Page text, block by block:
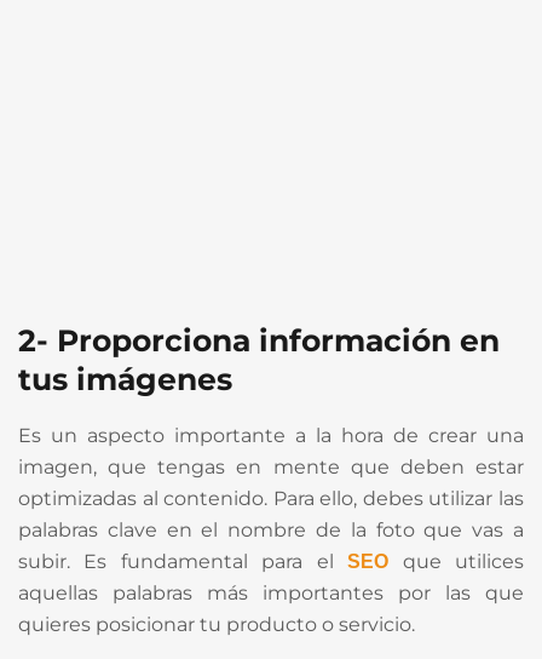
2- Proporciona información en
tus imágenes
Es un aspecto importante a la hora de crear una
imagen, que tengas en mente que deben estar
optimizadas al contenido. Para ello, debes utilizar las
palabras clave en el nombre de la foto que vas a
subir. Es fundamental para elSEO que utilices
aquellas palabras más importantes por las que
quieres posicionar tu producto o servicio.